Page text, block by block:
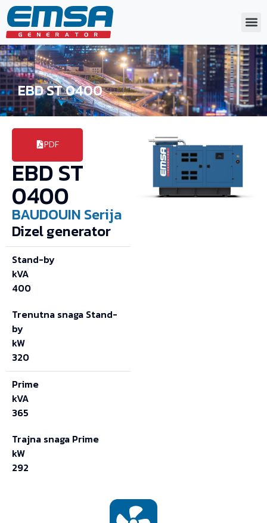
EBD ST 0400
PDF
EBD ST
0400
BAUDOUIN Serija
Dizel generator
Stand-by
kVA
400
Trenutna snaga Stand-
by
kW
320
Prime
kVA
365
Trajna snaga Prime
kW
292